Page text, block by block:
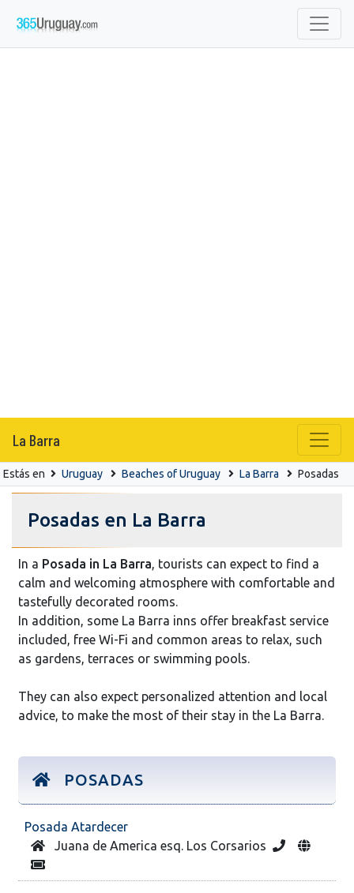
La Barra
Estás en Uruguay Beaches of Uruguay La Barra Posadas
Posadas en La Barra
In a Posada in La Barra, tourists can expect to find a
calm and welcoming atmosphere with comfortable and
tastefully decorated rooms.
In addition, some La Barra inns offer breakfast service
included, free Wi-Fi and common areas to relax, such
as gardens, terraces or swimming pools.
They can also expect personalized attention and local
advice, to make the most of their stay in the La Barra.
POSADAS
Posada Atardecer
Juana de America esq. Los Corsarios